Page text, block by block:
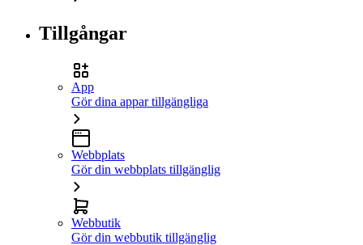
Tillgångar
App
Gör dina appar tillgängliga
Webbplats
Gör din webbplats tillgänglig
Webbutik
Gör din webbutik tillgänglig